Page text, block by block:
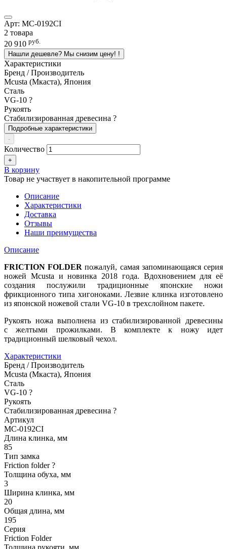
Арт: MC-0192CI
2 товара
20 910 руб.
Нашли дешевле? Мы снизим цену! !
Характеристики
Бренд / Производитель
Mcusta (Мкаста), Япония
Сталь
VG-10 ?
Рукоять
Стабилизированная древесина ?
Подробные характеристики
-
Количество
+
В корзину
Товар не участвует в накопительной программе
Описание
Характеристики
Доставка
Отзывы
Наши преимущества
Описание
FRICTION FOLDER пожалуй, самая запоминающаяся серия
ножей Mcusta и новинка 2018 года. Вдохновением для её
создания послужили традиционные японские ножи
фрикционного типа хигоноками. Лезвие клинка изготовлено
из японской ножевой стали VG-10 в трехслойном пакете.
Рукоять ножа выполнена из стабилизированной древесины
с желтыми прожилками. В комплекте к ножу идет
традиционный шелковый чехол.
Характеристики
Бренд / Производитель
Mcusta (Мкаста), Япония
Сталь
VG-10 ?
Рукоять
Стабилизированная древесина ?
Артикул
MC-0192CI
Длина клинка, мм
85
Тип замка
Friction folder?
Толщина обуха, мм
3
Ширина клинка, мм
20
Общая длина, мм
195
Серия
Friction Folder
Толщина рукояти, мм